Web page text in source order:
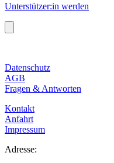
Unterstützer:in werden
Datenschutz
AGB
Fragen & Antworten
Kontakt
Anfahrt
Impressum
Adresse: